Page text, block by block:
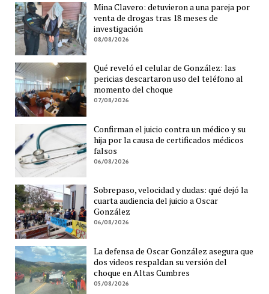
Mina Clavero: detuvieron a una pareja por
venta de drogas tras 18 meses de
investigación
08/08/2026
Qué reveló el celular de González: las
pericias descartaron uso del teléfono al
momento del choque
07/08/2026
Confirman el juicio contra un médico y su
hija por la causa de certificados médicos
falsos
06/08/2026
Sobrepaso, velocidad y dudas: qué dejó la
cuarta audiencia del juicio a Oscar
González
06/08/2026
La defensa de Oscar González asegura que
dos videos respaldan su versión del
choque en Altas Cumbres
05/08/2026